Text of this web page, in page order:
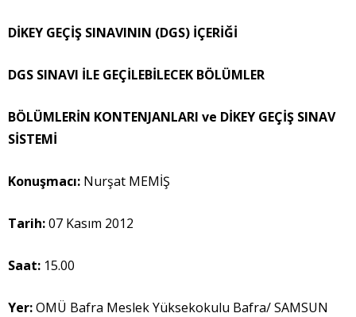
DİKEY GEÇİŞ SINAVININ (DGS) İÇERİĞİ
DGS SINAVI İLE GEÇİLEBİLECEK BÖLÜMLER
BÖLÜMLERİN KONTENJANLARI ve DİKEY GEÇİŞ SINAV
SİSTEMİ
Konuşmacı: Nurşat MEMİŞ
Tarih:07 Kasım 2012
Saat: 15.00
Yer:OMÜ Bafra Meslek Yüksekokulu Bafra/ SAMSUN